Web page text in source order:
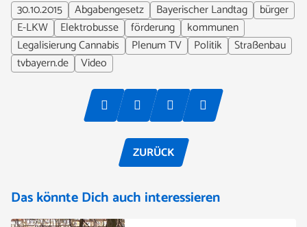
30.10.2015
Abgabengesetz Bayerischer Landtag
bürger
E-LKW
Elektrobusse förderung
kommunen
Legalisierung Cannabis
Plenum TV Politik
Straßenbau
tvbayern.de
Video
ZURÜCK
Das könnte Dich auch interessieren